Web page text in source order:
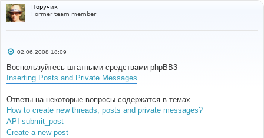
Поручик
Former team member
С
о
б
щ
е
и
02.06.2008 18:09
Воспользуйтесь штатными средствами phpBB3
Inserting Posts and Private Messages
Ответы на некоторые вопросы содержатся в темах
How to create new threads, posts and private messages?
API submit_post
Create a new post